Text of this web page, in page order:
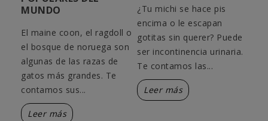
MUNDO
El maine coon, el ragdoll o
el bosque de noruega son
algunas de las razas de
gatos más grandes. Te
contamos sus...
Leer más
¿Tu michi se hace pis
encima o le escapan
gotitas sin querer? Puede
ser incontinencia urinaria.
Te contamos las...
Leer más